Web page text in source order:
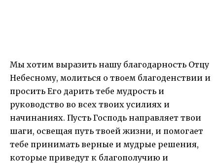
Мы хотим выразить нашу благодарность Отцу
Небесному, молиться о твоем благоденствии и
просить Его дарить тебе мудрость и
руководство во всех твоих усилиях и
начинаниях. Пусть Господь направляет твои
шаги, освещая путь твоей жизни, и помогает
тебе принимать верные и мудрые решения,
которые приведут к благополучию и